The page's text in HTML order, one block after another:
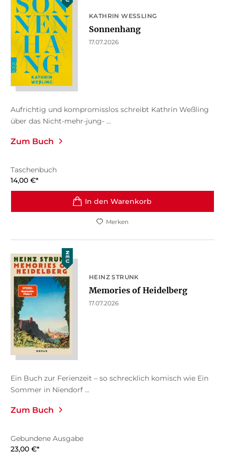
KATHRIN WESSLING
Sonnenhang
17.07.2026
Aufrichtig und kompromisslos schreibt Kathrin Weßling
über das Nicht-mehr-jung- ...
Zum Buch
Taschenbuch
14,00 €*
In den Warenkorb
Merken
NEU
HEINZ STRUNK
Memories of Heidelberg
17.07.2026
Ein Buch zur Ferienzeit – so schrecklich komisch wie Ein
Sommer in Niendorf ...
Zum Buch
Gebundene Ausgabe
23,00 €*